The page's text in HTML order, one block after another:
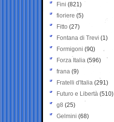
Fini (821)
fioriere (5)
Fitto (27)
Fontana di Trevi (1)
Formigoni (90)
Forza Italia (596)
frana (9)
Fratelli d'Italia (291)
Futuro e Libertà (510)
g8 (25)
Gelmini (68)